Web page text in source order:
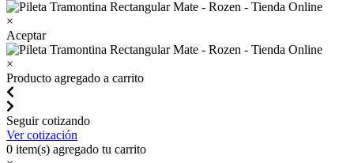
×
Aceptar
×
Producto agregado a carrito
Seguir cotizando
Ver cotización
0 item(s) agregado tu carrito